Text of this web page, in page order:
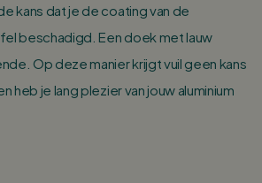
kans dat je de coating van de
beschadigd. Een doek met lauw
Op deze manier krijgt vuil geen kans
heb je lang plezier van jouw aluminium